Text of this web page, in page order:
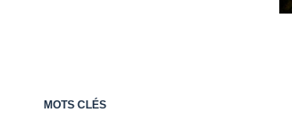
MOTS CLÉS